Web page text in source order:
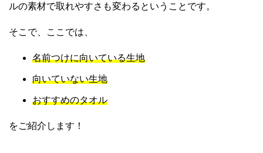
ルの素材で取れやすさも変わるということです。
そこで、ここでは、
名前つけに向いている生地
向いていない生地
おすすめのタオル
をご紹介します！